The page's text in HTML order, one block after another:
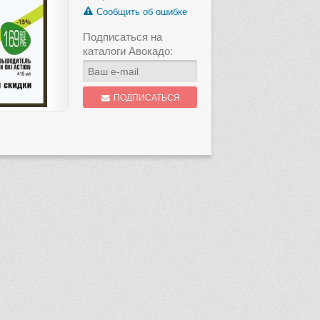
Сообщить об ошибке
Подписаться на
каталоги Авокадо:
ПОДПИСАТЬСЯ